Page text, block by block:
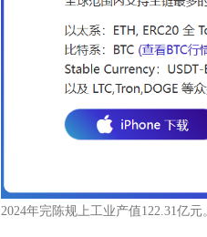
2024年完陈规上工业产值122.31亿元